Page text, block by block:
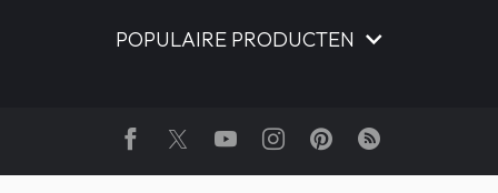
POPULAIRE PRODUCTEN